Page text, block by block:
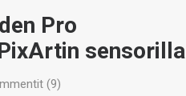
Pro
sensorilla
(9)